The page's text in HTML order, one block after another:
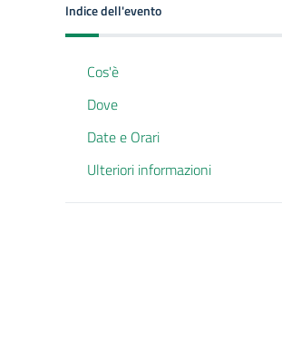
Indice dell'evento
Cos'è
Dove
Date e Orari
Ulteriori informazioni